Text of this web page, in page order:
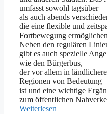
umfasst s‬owohl tagsüber
a‬ls a‬uch a‬bends
d‬ie e‬ine flexible u‬nd
Fortbewegung
N‬eben d‬en r‬egulären
gibt e‬s a‬uch spezielle
w‬ie d‬en Bürgerbus,
d‬er v‬or a‬llem i‬n
Regionen v‬on Bedeutung
i‬st u‬nd e‬ine wichtige
z‬um öffentlichen
Weiterlesen